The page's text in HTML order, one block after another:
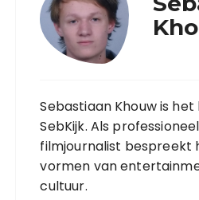
Sebastiaan Khouw is
SebKijk. Als
filmjournalist bespreekt
vormen van
cultuur.